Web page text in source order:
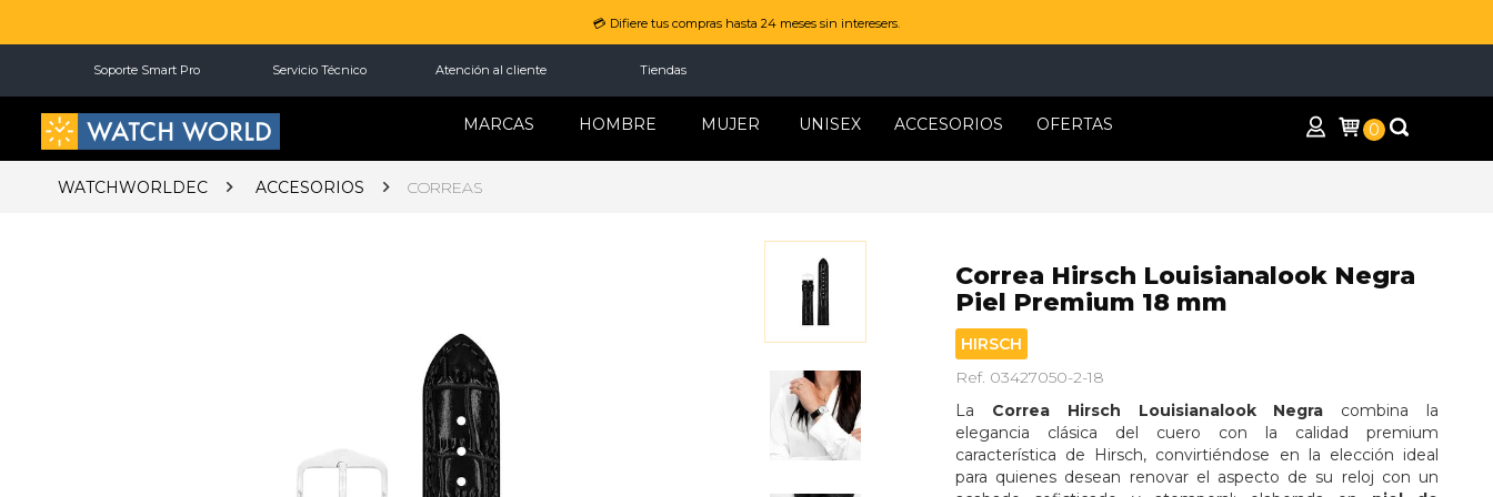
💳 Difiere tus compras hasta 24 meses sin interesers.
Soporte Smart Pro Servicio Técnico Atención al cliente Tiendas
MARCAS HOMBRE MUJER UNISEX ACCESORIOS OFERTAS 0
WATCHWORLDEC ACCESORIOS CORREAS
Correa Hirsch Louisianalook Negra
Piel Premium 18 mm
HIRSCH
Ref. 03427050-2-18
La Correa Hirsch Louisianalook Negra combina la
elegancia clásica del cuero con la calidad premium
característica de Hirsch, convirtiéndose en la elección ideal
para quienes desean renovar el aspecto de su reloj con un